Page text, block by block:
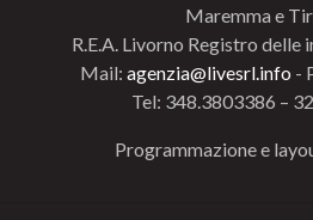
Maremma e
R.E.A. Livorno Registro delle
Mail: agenzia@livesrl.info -
Tel: 348.3803386 –
Programmazione e